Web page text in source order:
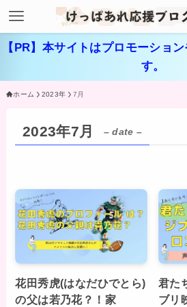
【PR】本サイトはプロモーショ
す。
ホーム 2023年 7月
2023年7月 – date –
花田秀虎(はなだひでとら)
の父は若乃花？！家
君た
ブリ